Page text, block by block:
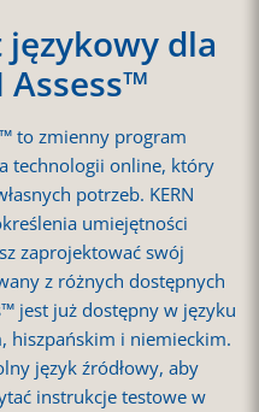
dla
Assess™
™ to zmienny program
technologii online, który
potrzeb. KERN
umiejętności
zaprojektować swój
z różnych dostępnych
jest już dostępny w języku
hiszpańskim i niemieckim.
język źródłowy, aby
instrukcje testowe w